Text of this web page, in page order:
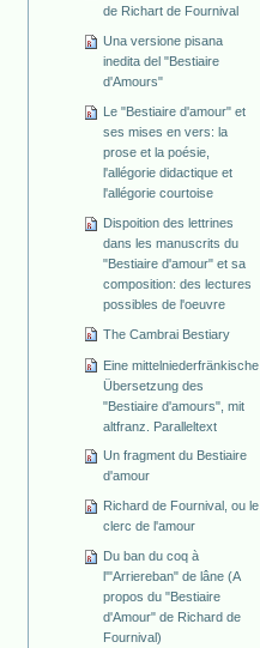
de Richart de Fournival
Una versione pisana
inedita del "Bestiaire
d'Amours"
Le "Bestiaire d'amour" et
ses mises en vers: la
prose et la poésie,
l'allégorie didactique et
l'allégorie courtoise
Dispoition des lettrines
dans les manuscrits du
"Bestiaire d'amour" et sa
composition: des lectures
possibles de l'oeuvre
The Cambrai Bestiary
Eine mittelniederfränkische
Übersetzung des
"Bestiaire d'amours", mit
altfranz. Paralleltext
Un fragment du Bestiaire
d'amour
Richard de Fournival, ou le
clerc de l'amour
Du ban du coq à
l'"Arriereban" de lâne (A
propos du "Bestiaire
d'Amour" de Richard de
Fournival)